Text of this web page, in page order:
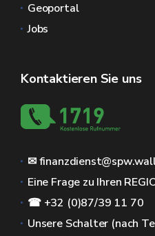
Geoportal
Jobs
Kontaktieren Sie uns
✉
Eine Frage zu Ihren
☎ +32 (0)87/39 11 70
Unsere Schalter (nach